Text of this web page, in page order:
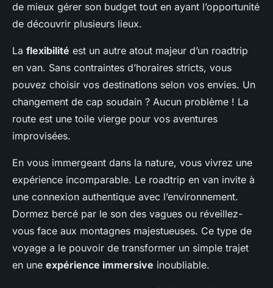
de mieux gérer son budget tout en ayant l’opportunité
de découvrir plusieurs lieux.
La flexibilité est un autre atout majeur d’un roadtrip
en van. Sans contraintes d’horaires stricts, vous
pouvez choisir vos destinations selon vos envies. Un
changement de cap soudain ? Aucun problème ! La
route est une toile vierge pour vos aventures
improvisées.
En vous immergeant dans la nature, vous vivrez une
expérience incomparable. Le roadtrip en van invite à
une connexion authentique avec l’environnement.
Dormez bercé par le son des vagues ou réveillez-
vous face aux montagnes majestueuses. Ce type de
voyage a le pouvoir de transformer un simple trajet
en une expérience immersive inoubliable.